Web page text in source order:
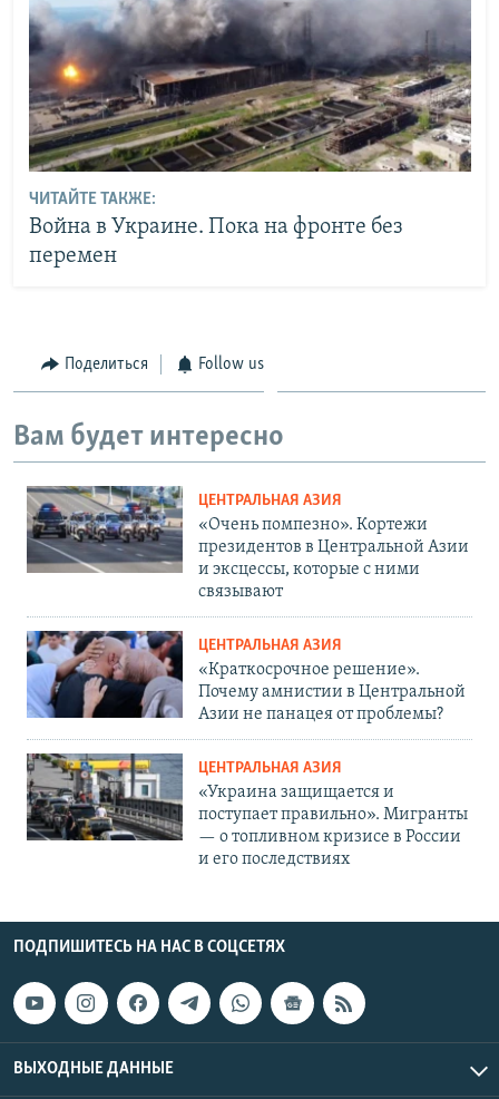
ЧИТАЙТЕ ТАКЖЕ:
Война в Украине. Пока на фронте без
перемен
Поделиться Follow us
Вам будет интересно
ЦЕНТРАЛЬНАЯ АЗИЯ
«Очень помпезно». Кортежи
президентов в Центральной Азии
и эксцессы, которые с ними
связывают
ЦЕНТРАЛЬНАЯ АЗИЯ
«Краткосрочное решение».
Почему амнистии в Центральной
Азии не панацея от проблемы?
ЦЕНТРАЛЬНАЯ АЗИЯ
«Украина защищается и
поступает правильно». Мигранты
— о топливном кризисе в России
и его последствиях
ПОДПИШИТЕСЬ НА НАС В СОЦСЕТЯХ
ВЫХОДНЫЕ ДАННЫЕ